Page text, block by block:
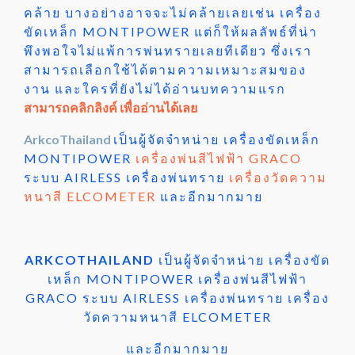
คล้าย บางอย่างอาจจะไม่คล้ายเลยเช่น เครื่อง
ขัดเหล็ก MONTIPOWER แต่ก็ให้ผลลัพธ์ที่น่า
พึงพอใจไม่แพ้การพ่นทรายเลยทีเดียว ซึ่งเรา
สามารถเลือกใช้ได้ตามความเหมาะสมของ
งาน และใครที่ยังไม่ได้อ่านบทความแรก
สามารถคลิกลิงค์ เพื่ออ่านได้เลย
ArkcoThailand เป็นผู้จัดจำหน่าย เครื่องขัดเหล็ก
MONTIPOWER เครื่องพ่นสีไฟฟ้า GRACO
ระบบ AIRLESS เครื่องพ่นทราย เครื่องวัดความ
หนาสี ELCOMETER และอีกมากมาย
ARKCOTHAILAND เป็นผู้จัดจำหน่าย เครื่องขัด
เหล็ก MONTIPOWER เครื่องพ่นสีไฟฟ้า
GRACO ระบบ AIRLESS เครื่องพ่นทราย เครื่อง
วัดความหนาสี ELCOMETER
และอีกมากมาย